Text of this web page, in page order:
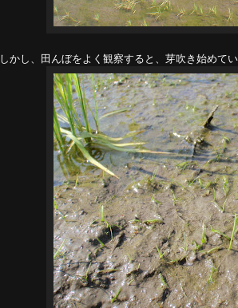
しかし、田んぼをよく観察すると、芽吹き始めてい